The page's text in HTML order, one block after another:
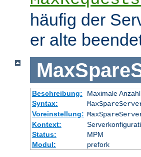
häufig der
er alte
Beschreibung:
Maximale
Syntax:
Voreinstellung:
Kontext:
Status:
MPM
Modul:
prefork